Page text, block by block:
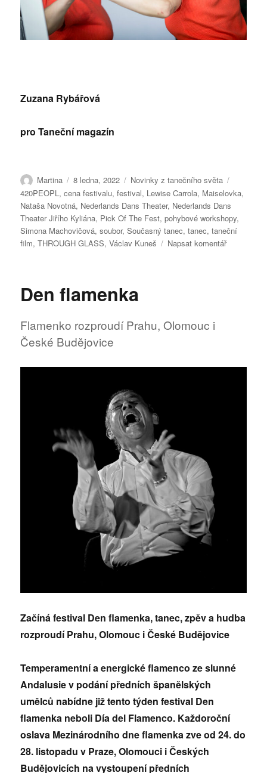
Zuzana Rybářová
pro Taneční magazín
Autor:
Martina Publikováno:
8 ledna, 2022 Rubriky:
Novinky z tanečního světa
420PEOPL ,cena festivalu,festival, Lewise Carrola, Maiselovka,
Nataša Novotná, Nederlands Dans Theater, Nederlands Dans
Theater Jiřího Kyliána, Pick Of The Fest,pohybové workshopy,
Simona Machovičová,soubor,Současný tanec,tanec,taneční
film,THROUGH GLASS,Václav Kuneš Napsat komentářpro
v
Den flamenka
Flamenko rozproudí Prahu, Olomouc i
České Budějovice
Začíná festival Den flamenka, tanec, zpěv a hudba
rozproudí Prahu, Olomouc i České Budějovice
Temperamentní a energické flamenco ze slunné
Andalusie v podání předních španělských
umělců nabídne již tento týden festival Den
flamenka neboli Día del Flamenco. Každoroční
oslava Mezinárodního dne flamenka zve od 24. do
28. listopadu v Praze, Olomouci i Českých
Budějovicích na vystoupení předních